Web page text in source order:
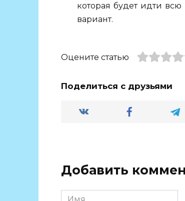
которая будет идти
вариант.
Оцените статью
Поделиться с друзьями
Добавить
Имя